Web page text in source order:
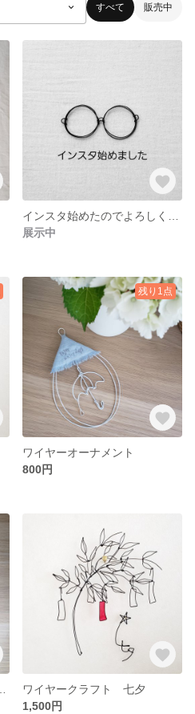
すべて 販売中
展示中
残り1点
ワイヤーオーナメント
800円
ワイヤークラフト 七夕
1,500円